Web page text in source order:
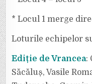
* Locul 1 merge
Loturile echipelor
Ediție de Vrancea:
Săcăluș, Vasile